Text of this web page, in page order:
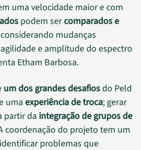
uma velocidade maior e com
podem sercomparados e
mudanças
e amplitude do espectro
Etham Barbosa.
um dos grandes desafiosdo Peld
uma experiência de troca; gerar
partir da integração de grupos de
coordenação do projeto tem um
problemas que